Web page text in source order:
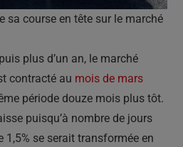
sa course en tête sur le marché
plus d’un an, le marché
contracté au mois de mars
période douze mois plus tôt.
puisqu’à nombre de jours
1,5% se serait transformée en